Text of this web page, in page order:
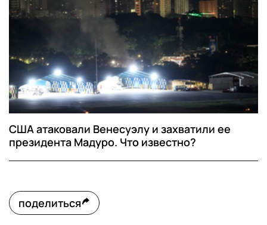
США атаковали Венесуэлу и захватили ее
президента Мадуро. Что известно?
поделиться